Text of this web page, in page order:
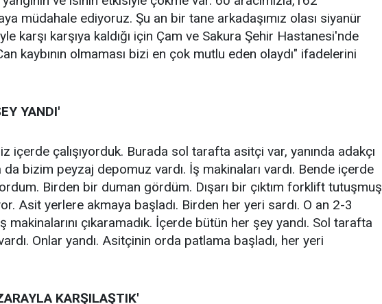
müdahale ediyoruz. Şu an bir tane arkadaşımız olası siyanür
karşı karşıya kaldığı için Çam ve Sakura Şehir Hastanesi'nde
kaybının olmaması bizi en çok mutlu eden olaydı" ifadelerini
YANDI'
içerde çalışıyorduk. Burada sol tarafta asitçi var, yanında adakçı
da bizim peyzaj depomuz vardı. İş makinaları vardı. Bende içerde
Birden bir duman gördüm. Dışarı bir çıktım forklift tutuşmuş
Asit yerlere akmaya başladı. Birden her yeri sardı. O an 2-3
makinalarını çıkaramadık. İçerde bütün her şey yandı. Sol tarafta
Onlar yandı. Asitçinin orda patlama başladı, her yeri
KARŞILAŞTIK'